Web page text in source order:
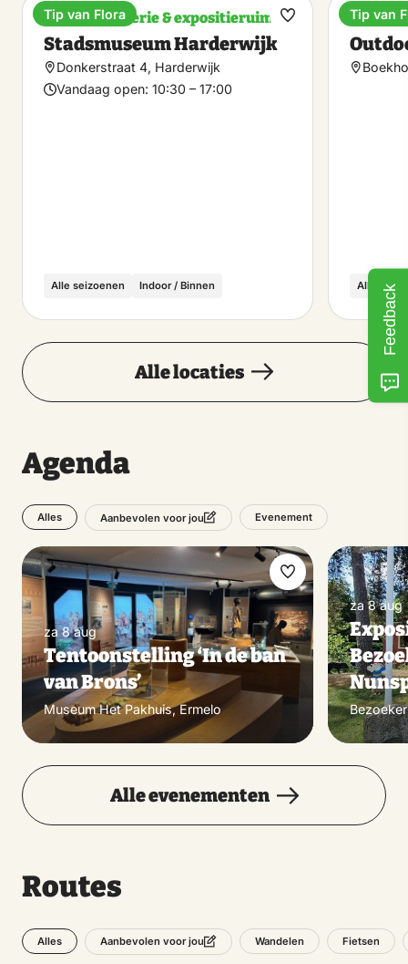
Museum, galerie & expositieruimte
Stadsmuseum Harderwijk
Donkerstraat 4, Harderwijk
Vandaag open: 10:30 – 17:00
Alle seizoenen Indoor / Binnen
Tip van Flora
Maak
Alle
Tip van
Alle locaties
Agenda
Alles Aanbevolen voor jou Evenement
za 8 aug
Tentoonstelling ‘In de ban
van Brons’
Museum Het Pakhuis, Ermelo
Maak
favoriet
za 8 aug
Alle evenementen
Routes
Alles Aanbevolen voor jou Wandelen Fietsen
Feedback